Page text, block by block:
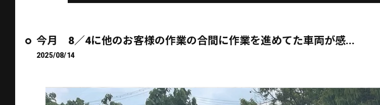
今月 8／4に他のお客様の作業の合間に作業を進めてた車両が感...
2025/08/14